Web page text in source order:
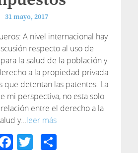
31 mayo, 2017
A nivel internacional hay
respecto al uso de
la salud de la población y
a la propiedad privada
que detentan las patentes. La
mi perspectiva, no esta solo
entre el derecho a la
y…leer más
Facebook
TwitterCompartir